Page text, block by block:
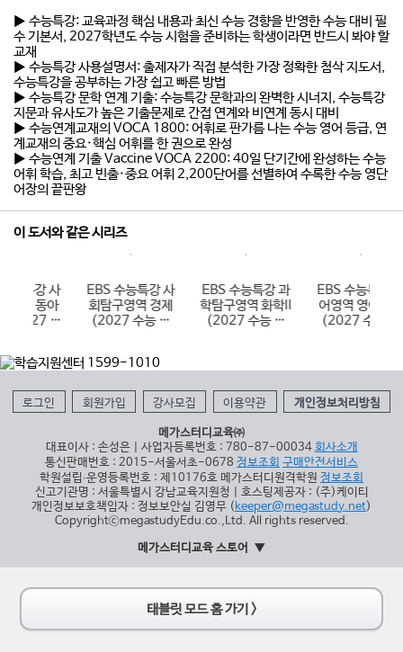
▶ 수능특강: 교육과정 핵심 내용과 최신 수능 경향을 반영한 수능 대비 필
수 기본서, 2027학년도 수능 시험을 준비하는 학생이라면 반드시 봐야 할
교재
▶ 수능특강 사용설명서: 출제자가 직접 분석한 가장 정확한 첨삭 지도서,
수능특강을 공부하는 가장 쉽고 빠른 방법
▶ 수능특강 문학 연계 기출: 수능특강 문학과의 완벽한 시너지, 수능특강
지문과 유사도가 높은 기출문제로 간접 연계와 비연계 동시 대비
▶ 수능연계교재의 VOCA 1800: 어휘로 판가름 나는 수능 영어 등급, 연
계교재의 중요·핵심 어휘를 한 권으로 완성
▶ 수능연계 기출 Vaccine VOCA 2200: 40일 단기간에 완성하는 수능
어휘 학습, 최고 빈출·중요 어휘 2,200단어를 선별하여 수록한 수능 영단
어장의 끝판왕
이 도서와 같은 시리즈
EBS 수능특강 사
회탐구영역 경제
(2027 수능 대
EBS 수능특강 과
학탐구영역 화학II
(2027 수능 대
EBS 수능특강 영
어영역 영어듣기
(2027 수능 대
EBS
회탐
지리
로그인 회원가입 강사모집 이용약관 개인정보처리방침
메가스터디교육㈜
대표이사 : 손성은 | 사업자등록번호 : 780-87-00034 회사소개
통신판매번호 : 2015-서울서초-0678 정보조회 구매안전서비스
학원설립∙운영등록번호 : 제10176호 메가스터디원격학원 정보조회
신고기관명 : 서울특별시 강남교육지원청 | 호스팅제공자 : (주)케이티
개인정보보호책임자 : 정보보안실 김영무 (keeper@megastudy.net)
CopyrightⓒmegastudyEdu.co.,Ltd. All rights reserved.
메가스터디교육 스토어
태블릿 모드 홈 가기 >